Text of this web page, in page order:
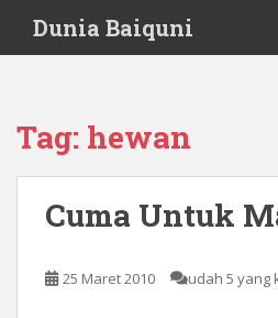
i
Dunia Baiquni
Tag: hewan
Cuma Untuk
25 Maret 2010 udah 5 yang